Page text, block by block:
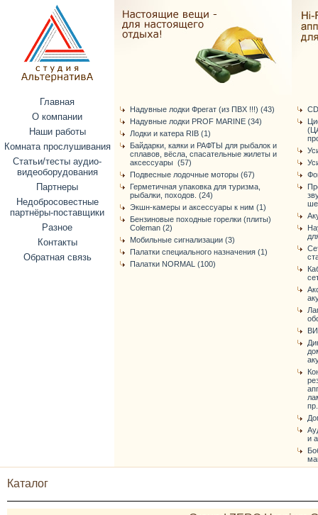
Главная
О компании
Наши работы
Комната прослушивания
Статьи/тесты аудио-
видеоборудования
Партнеры
Недобросовестные
партнёры-поставщики
Разное
Контакты
Обратная связь
Надувные лодки Фрегат (из ПВХ !!!) (43)
Надувные лодки PROF MARINE (34)
Лодки и катера RIB (1)
Байдарки, каяки и РАФТЫ для рыбалок и
сплавов, вёсла, спасательные жилеты и
аксессуары (57)
Подвесные лодочные моторы (67)
Герметичная упаковка для туризма,
рыбалки, походов. (24)
Экшн-камеры и аксессуары к ним (1)
Бензиновые походные горелки (плиты)
Coleman (2)
Мобильные сигнализации (3)
Палатки специального назначения (1)
Палатки NORMAL (100)
и
Каталог